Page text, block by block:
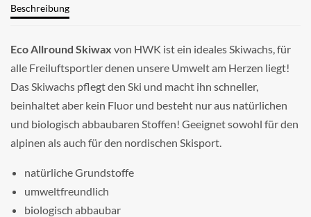
Beschreibung
Eco Allround Skiwax von HWK ist ein ideales Skiwachs, für
alle Freiluftsportler denen unsere Umwelt am Herzen liegt!
Das Skiwachs pflegt den Ski und macht ihn schneller,
beinhaltet aber kein Fluor und besteht nur aus natürlichen
und biologisch abbaubaren Stoffen! Geeignet sowohl für den
alpinen als auch für den nordischen Skisport.
natürliche Grundstoffe
umweltfreundlich
biologisch abbaubar